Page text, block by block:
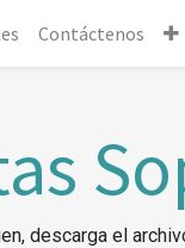
Contáctenos
descarga el